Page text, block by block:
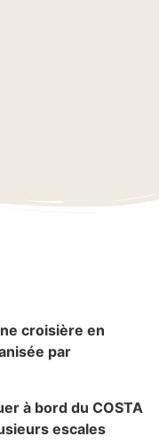
croisière en
par
à bord du COSTA
escales